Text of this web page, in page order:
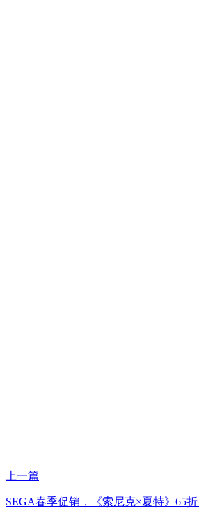
上一篇
SEGA春季促销，《索尼克×夏特》65